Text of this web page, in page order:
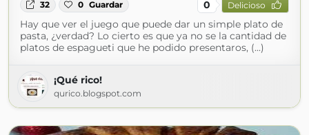
32 0 Guardar 0 Delicioso
Hay que ver el juego que puede dar un simple plato de
pasta, ¿verdad? Lo cierto es que ya no se la cantidad de
platos de espagueti que he podido presentaros, (...)
¡Qué rico!
qurico.blogspot.com